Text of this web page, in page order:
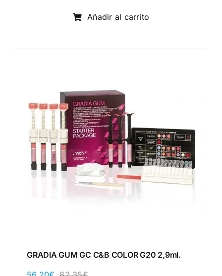
original
era:
actual
es:
Añadir al carrito
GRADIA GUM GC C&B COLOR G20 2,9ml.